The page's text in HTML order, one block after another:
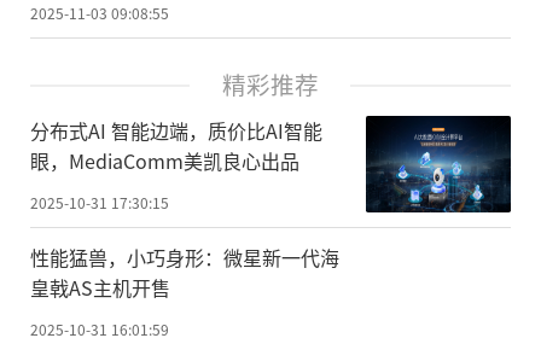
2025-11-03 09:08:55
精彩推荐
分布式AI 智能边端，质价比AI智能
眼，MediaComm美凯良心出品
2025-10-31 17:30:15
性能猛兽，小巧身形：微星新一代海
皇戟AS主机开售
2025-10-31 16:01:59